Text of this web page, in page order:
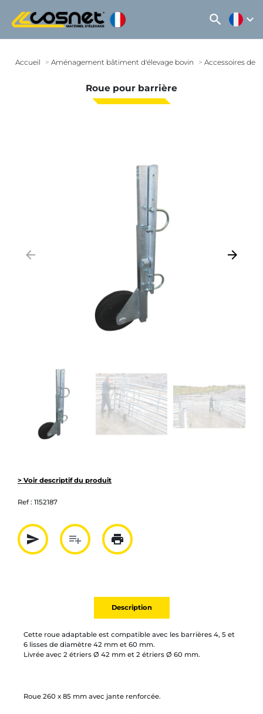
search expand_more
Accueil Aménagement bâtiment d'élevage bovin Accessoires de
Roue pour barrière
arrow_backward Suivant
arrow_forward
> Voir descriptif du produit
Ref : 1152187
send
Partager par mail
playlist_add
Ajouter à la liste
print
Imprimer
Description
Cette roue adaptable est compatible avec les barrières 4, 5 et
6 lisses de diamètre 42 mm et 60 mm.
Livrée avec 2 étriers Ø 42 mm et 2 étriers Ø 60 mm.
Roue 260 x 85 mm avec jante renforcée.